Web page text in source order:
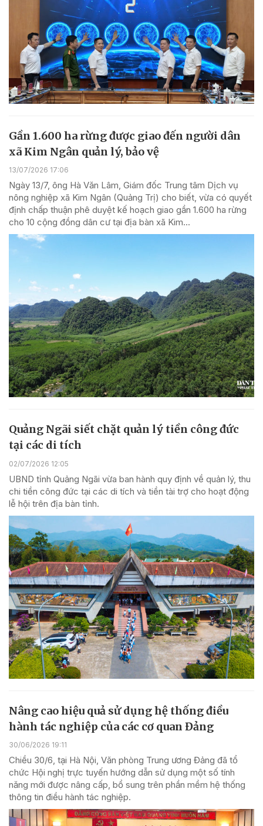
Gần 1.600 ha rừng được giao đến người dân
xã Kim Ngân quản lý, bảo vệ
13/07/2026 17:06
Ngày 13/7, ông Hà Văn Lâm, Giám đốc Trung tâm Dịch vụ
nông nghiệp xã Kim Ngân (Quảng Trị) cho biết, vừa có quyết
định chấp thuận phê duyệt kế hoạch giao gần 1.600 ha rừng
cho 10 cộng đồng dân cư tại địa bàn xã Kim...
Quảng Ngãi siết chặt quản lý tiền công đức
tại các di tích
02/07/2026 12:05
UBND tỉnh Quảng Ngãi vừa ban hành quy định về quản lý, thu
chi tiền công đức tại các di tích và tiền tài trợ cho hoạt động
lễ hội trên địa bàn tỉnh.
Nâng cao hiệu quả sử dụng hệ thống điều
hành tác nghiệp của các cơ quan Đảng
30/06/2026 19:11
Chiều 30/6, tại Hà Nội, Văn phòng Trung ương Đảng đã tổ
chức Hội nghị trực tuyến hướng dẫn sử dụng một số tính
năng mới được nâng cấp, bổ sung trên phần mềm hệ thống
thông tin điều hành tác nghiệp.